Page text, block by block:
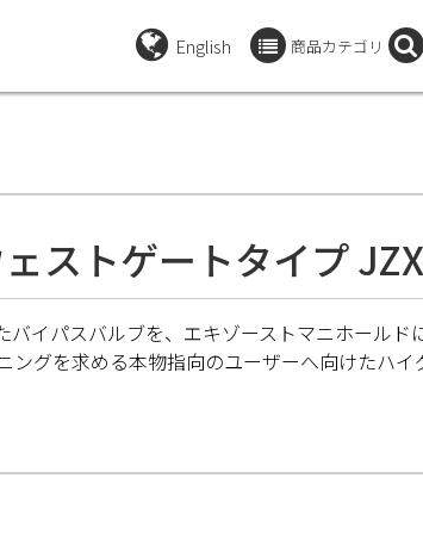
English 商品カテゴリ
ストゲートタイプ
イパスバルブを、エキゾーストマニホール
グを求める本物指向のユーザーへ向けたハイ